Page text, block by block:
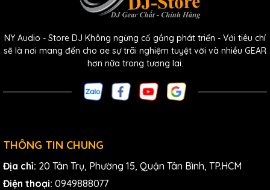
Khả năng tương thích cao
ShureADX1 có khả năng tương thích cao với nhiều loại
micro và thiết bị âm thanh khác nhau. Điều này giúp người
dùng dễ dàng tích hợp ADX1 vào hệ thống âm thanh hiện
Ngoài ra, ADX1 còn hỗ trợ nhiều kênh tần số khác nhau, cho
phép sử dụng đồng thời nhiều thiết bị mà không lo xung
chất lượng âm thanh xuất sắc, trong trẻo và chi tiết. Thiết bị
này giúp tái tạo âm thanh một cách chân thực và sống
NY Audio - Store DJ Không ngừng cố gắng phát triển - Với tiêu chí
sẽ là nơi mang đến cho ae sự trãi nghiệm tuyệt vời và nhiều GEAR
hơn nữa trong tương lai.
THÔNG TIN CHUNG
Địa chỉ: 20 Tân Trụ, Phường 15, Quận Tân Bình, TP.HCM
Điện thoại: 0949888077